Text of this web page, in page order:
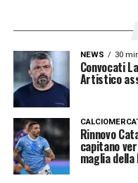
NEWS 30
Convocati
Artistico
Rinnovo
capitano
maglia della